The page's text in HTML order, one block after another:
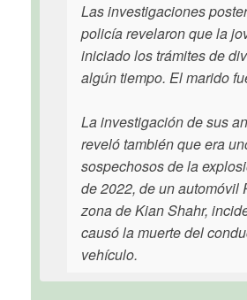
Las investigaciones
policía revelaron que la
iniciado los trámites de
algún tiempo. El marido
La investigación de sus
reveló también que era
sospechosos de la
de 2022, de un automóvil
zona de Kian Shahr,
causó la muerte del
vehículo.